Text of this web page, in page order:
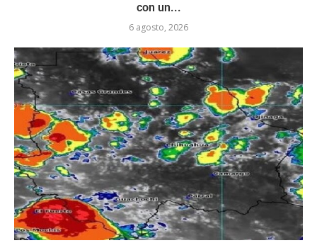
con un...
6 agosto, 2026